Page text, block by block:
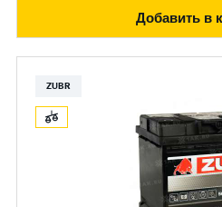
Добавить в
ZUBR